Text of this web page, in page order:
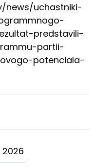
news/uchastniki-
predstavili-
partii-
potenciala-